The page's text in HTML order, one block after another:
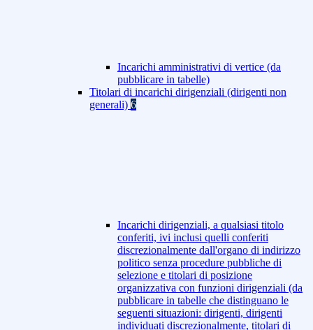
Incarichi amministrativi di vertice (da
pubblicare in tabelle)
Titolari di incarichi dirigenziali (dirigenti non
generali) 6
Incarichi dirigenziali, a qualsiasi titolo
conferiti, ivi inclusi quelli conferiti
discrezionalmente dall'organo di indirizzo
politico senza procedure pubbliche di
selezione e titolari di posizione
organizzativa con funzioni dirigenziali (da
pubblicare in tabelle che distinguano le
seguenti situazioni: dirigenti, dirigenti
individuati discrezionalmente, titolari di